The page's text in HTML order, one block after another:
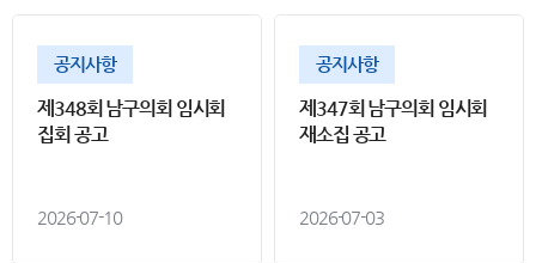
공지사항
제348회 남구의회 임시회
집회 공고
2026-07-10
공지사항
제347회 남구의회 임시회
재소집 공고
2026-07-03